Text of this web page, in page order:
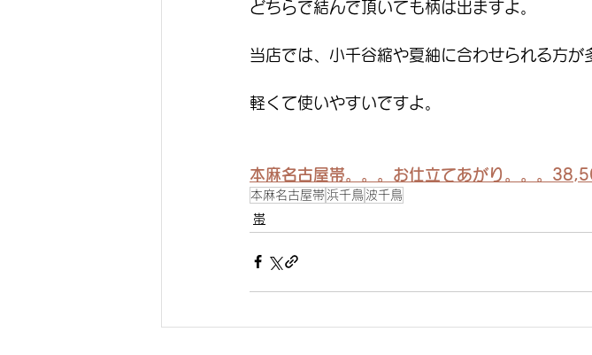
どちらで結んで頂いても柄は出ますよ。
当店では、小千谷縮や夏紬に合わせられる方が
軽くて使いやすいですよ。
本麻名古屋帯。。。お仕立てあがり。。。
本麻名古屋帯 浜千鳥 波千鳥
帯